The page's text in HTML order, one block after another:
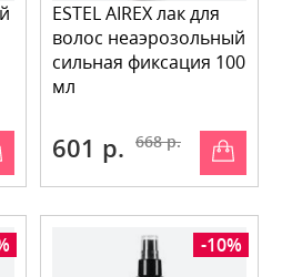
ESTEL AIREX лак для
волос неаэрозольный
сильная фиксация 100
мл
601 р. 668 р.
-10%